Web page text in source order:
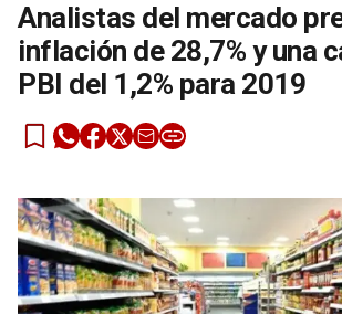
Analistas del mercado
inflación de 28,7% y una
PBI del 1,2% para 2019